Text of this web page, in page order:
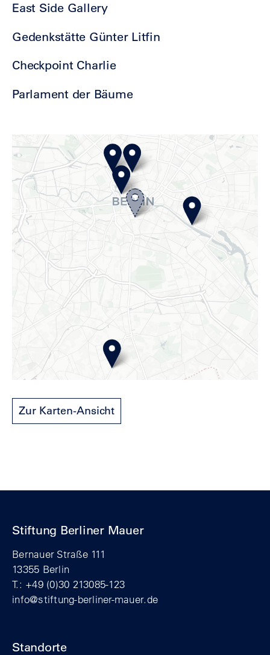
East Side Gallery
Gedenkstätte Günter Litfin
Checkpoint Charlie
Parlament der Bäume
Zur Karten-Ansicht
Stiftung Berliner Mauer
Bernauer Straße 111
13355 Berlin
T.: +49 (0)30 213085-123
info@stiftung-berliner-mauer.de
Standorte